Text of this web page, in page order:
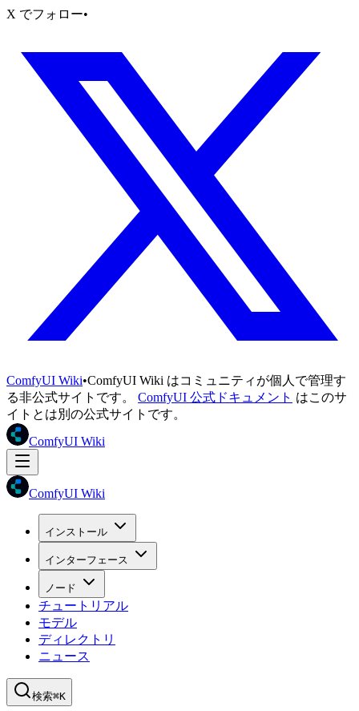
X でフォロー•
ComfyUI Wiki•ComfyUI Wiki はコミュニティが個人で管理す
る非公式サイトです。
ComfyUI 公式ドキュメント はこのサ
イトとは別の公式サイトです。
ComfyUI Wiki
ComfyUI Wiki
インストール
インターフェース
ノード
チュートリアル
モデル
ディレクトリ
ニュース
検索⌘K